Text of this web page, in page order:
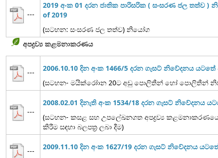
---
2019 අංක 01 දරන ජාතික පාරිසරික ( සංසරණ ජල තත්ව )
of 2019
(සටහන: සංසරණ ජල තත්ව) නියෝග
අපද්‍රව්‍ය කළමනාකරණය
---
2006.10.10 දින අංක 1466/5 දරන ගැසට් නිවේදනය
(සටහන- මයික්රෝාන 20ට අඩු පොලිතීන් හෝ පොලිතීන්
---
2008.02.01 දිනැති අංක 1534/18 දරන ගැසට් නිවේදනය
(සටහන- කසළ සහ උපලේඛනගත අපද්‍රව්‍ය
කිරීම සඳහා බලපත්‍ර ලබා දීම)
---
2009.11.10 දින අංක 1627/19 දරන ගැසට් නිවේදනය